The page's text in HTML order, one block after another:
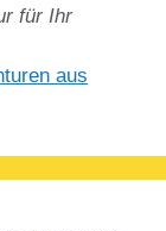
für Ihr
aus